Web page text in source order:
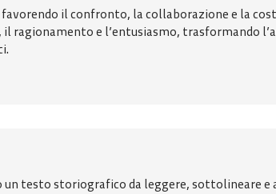
il confronto, la collaborazione e la
ragionamento e l’entusiasmo, trasformando
testo storiografico da leggere, sottolineare e